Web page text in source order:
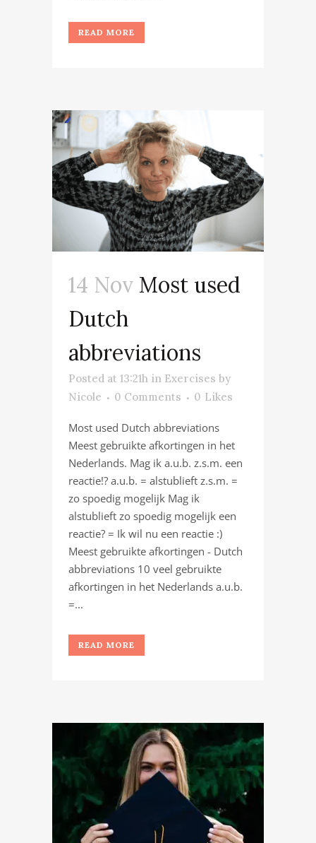
READ MORE
14 Nov Most used
Dutch
abbreviations
Posted at 13:21h in Exercises by
Nicole
0 Comments 0 Likes
Most used Dutch abbreviations
Meest gebruikte afkortingen in het
Nederlands. Mag ik a.u.b. z.s.m. een
reactie!? a.u.b. = alstublieft z.s.m. =
zo spoedig mogelijk Mag ik
alstublieft zo spoedig mogelijk een
reactie? = Ik wil nu een reactie :)
Meest gebruikte afkortingen - Dutch
abbreviations 10 veel gebruikte
afkortingen in het Nederlands a.u.b.
=...
READ MORE